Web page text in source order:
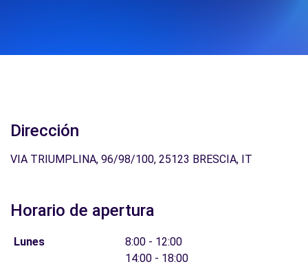
Dirección
VIA TRIUMPLINA, 96/98/100, 25123 BRESCIA, IT
Horario de apertura
Lunes
8:00 - 12:00
14:00 - 18:00